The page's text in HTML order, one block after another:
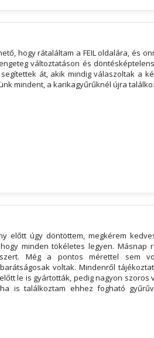
hogy rátaláltam a FEIL oldalára, és
változtatáson és
át, akik mindig válaszoltak a
mindent, a karikagyűrűknél újra
előtt úgy döntöttem, megkérem
minden tökéletes legyen. Másnap
Még a pontos mérettel sem
voltak. Mindenről
le is gyártották, pedig nagyon szoros
is találkoztam ehhez fogható